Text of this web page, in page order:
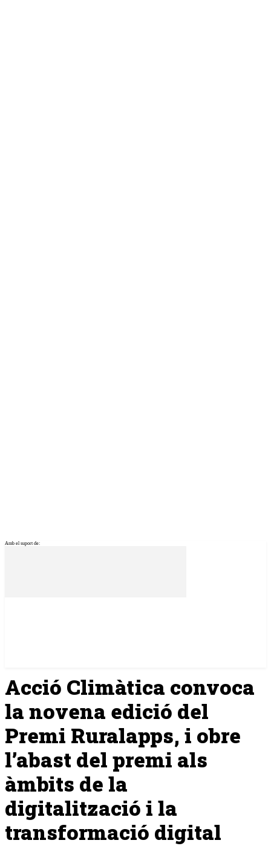
Amb el suport de:
Acció Climàtica convoca
la novena edició del
Premi Ruralapps, i obre
l’abast del premi als
àmbits de la
digitalització i la
transformació digital